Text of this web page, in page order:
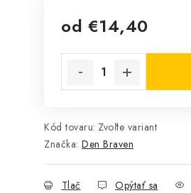
od €14,40
Kód tovaru: Zvoľte variant
Značka: Den Braven
Tlač Opýtať sa